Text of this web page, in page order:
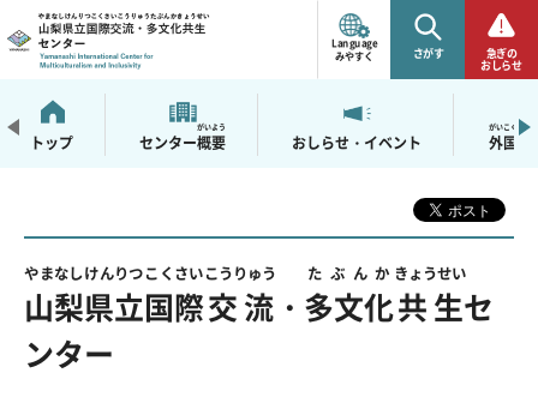
山梨県立国際交流・多
文化共生センター
Language
みやすく
さがす 急ぎの
おしらせ
トップ センター概要
がいよう
おしらせ・イベント 外国人
がいこくじん
山梨
やまなし
県立
けんりつ
国際
こくさい
交流
こうりゅう
・ 多文化
たぶんか
共生
きょうせい
セ
ンター